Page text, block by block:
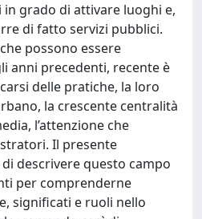
grado di attivare luoghi e,
di fatto servizi pubblici.
possono essere
anni precedenti, recente è
delle pratiche, la loro
la crescente centralità
l’attenzione che
Il presente
descrivere questo campo
per comprenderne
significati e ruoli nello